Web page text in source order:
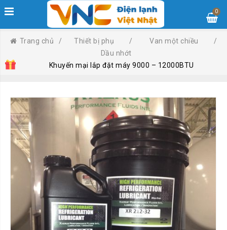
0
Trang chủ / Thiết bị phụ / Van một chiều
/
Dầu nhớt
Khuyến mại lắp đặt máy 9000 – 12000BTU